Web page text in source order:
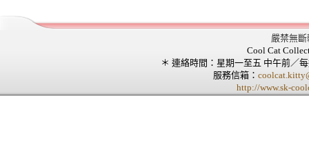
嚴禁無
Cool Cat
＊ 連絡時間：星期一至五 中午前／
服務信箱：
http://www.sk-